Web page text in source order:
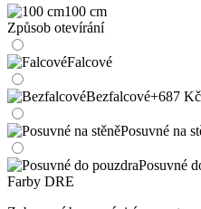
100 cm
Způsob otevírání
Falcové
Bezfalcové+687 Kč
Posuvné na
Posuvné
Farby DRE